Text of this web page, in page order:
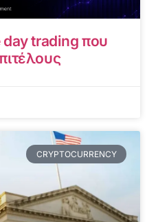
day trading που
CRYPTOCURRENCY